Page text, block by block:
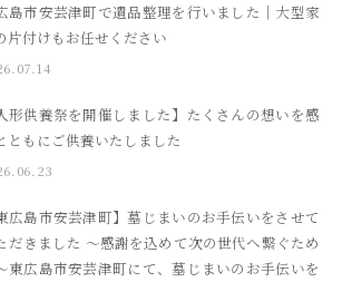
島市安芸津町で遺品整理を行いました｜大型家
片付けもお任せください
形供養祭を開催しました】たくさんの想いを感
ともにご供養いたしました
広島市安芸津町】墓じまいのお手伝いをさせて
だきました ～感謝を込めて次の世代へ繋ぐため
東広島市安芸津町にて、墓じまいのお手伝いを